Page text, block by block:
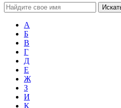
А
Б
В
Г
Д
Е
Ж
З
И
К